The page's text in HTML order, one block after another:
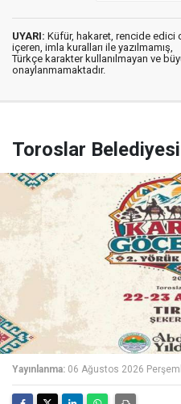
UYARI: Küfür, hakaret, rencide edici
içeren, imla kuralları ile yazılmamış,
Türkçe karakter kullanılmayan ve
onaylanmamaktadır.
Toroslar Belediyesi
Yayınlanma: 06 Ağustos 2026